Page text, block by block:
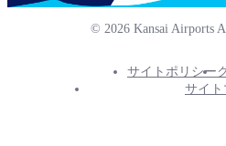
© 2026 Kansai Airports
サイトポリシー
サイ